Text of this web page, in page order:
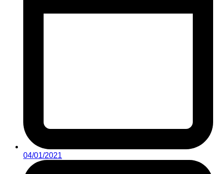
04/01/2021